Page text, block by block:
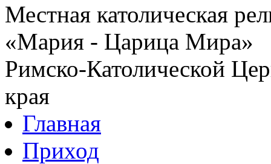
Местная католическая
«Мария - Царица Мира»
Римско-Католической
края
Главная
Приход